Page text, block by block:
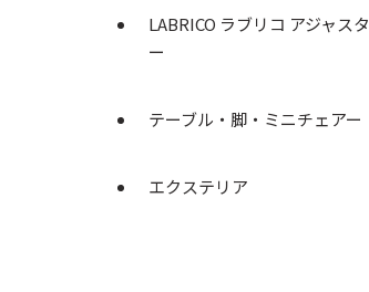
LABRICO ラブリコ アジャスタ
ー
テーブル・脚・ミニチェアー
エクステリア